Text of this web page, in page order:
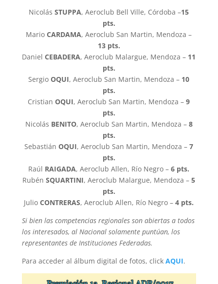
NicolásSTUPPA, Aeroclub Bell Ville, Córdoba –15
pts.
MarioCARDAMA, Aeroclub San Martin, Mendoza –
13 pts.
DanielCEBADERA, Aeroclub Malargue, Mendoza – 11
pts.
SergioOQUI, Aeroclub San Martin, Mendoza – 10
pts.
CristianOQUI, Aeroclub San Martin, Mendoza –9
pts.
Nicolás BENITO, Aeroclub San Martin, Mendoza – 8
pts.
SebastiánOQUI, Aeroclub San Martin, Mendoza –7
pts.
Raúl RAIGADA, Aeroclub Allen, Río Negro –6 pts.
RubénSQUARTINI, Aeroclub Malargue, Mendoza –5
pts.
JulioCONTRERAS, Aeroclub Allen, Río Negro –4 pts.
Si bien las competencias regionales son abiertas a todos
los interesados, al Nacional solamente puntúan, los
representantes de Instituciones Federadas.
Para acceder al álbum digital de fotos, click AQUI.